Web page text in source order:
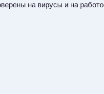
на вирусы и на